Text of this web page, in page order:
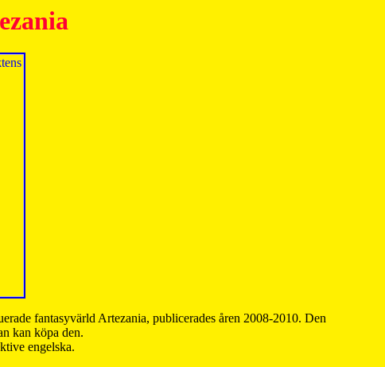
fantasyvärld Artezania, publicerades åren 2008-2010. Den
kan köpa den.
engelska.